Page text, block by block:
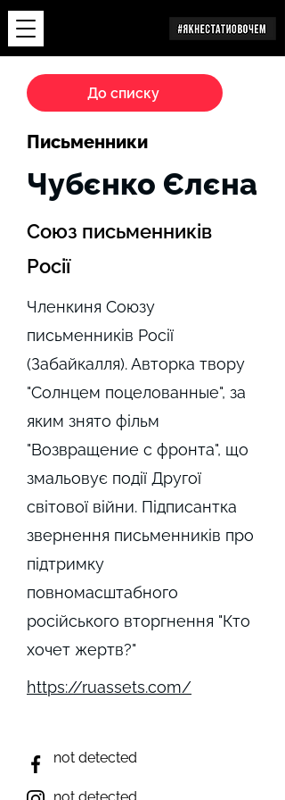
До списку
Письменники
Союз письменників
Росії
Чубєнко Єлєна
Членкиня Союзу
письменників Росії
(Забайкалля). Авторка твору
"Солнцем поцелованные", за
яким знято фільм
"Возвращение с фронта", що
змальовує події Другої
світової війни. Підписантка
звернення письменників про
підтримку
повномасштабного
російського вторгнення "Кто
хочет жертв?"
https://ruassets.com/
not detected